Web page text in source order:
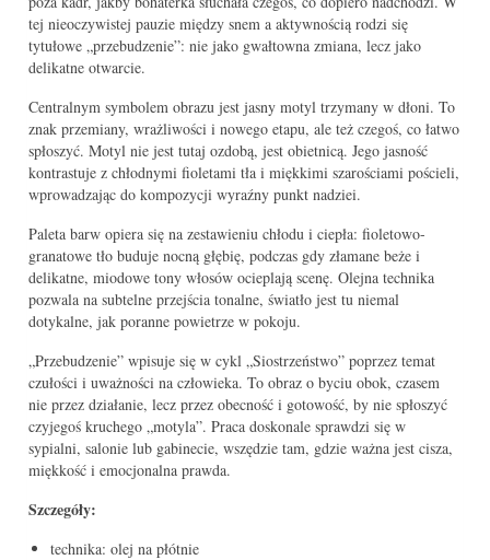
tej nieoczywistej pauzie między snem a aktywnością rodzi się
tytułowe „przebudzenie”: nie jako gwałtowna zmiana, lecz jako
delikatne otwarcie.
Centralnym symbolem obrazu jest jasny motyl trzymany w dłoni. To
znak przemiany, wrażliwości i nowego etapu, ale też czegoś, co łatwo
spłoszyć. Motyl nie jest tutaj ozdobą, jest obietnicą. Jego jasność
kontrastuje z chłodnymi fioletami tła i miękkimi szarościami pościeli,
wprowadzając do kompozycji wyraźny punkt nadziei.
Paleta barw opiera się na zestawieniu chłodu i ciepła: fioletowo-
granatowe tło buduje nocną głębię, podczas gdy złamane beże i
delikatne, miodowe tony włosów ocieplają scenę. Olejna technika
pozwala na subtelne przejścia tonalne, światło jest tu niemal
dotykalne, jak poranne powietrze w pokoju.
„Przebudzenie” wpisuje się w cykl „Siostrzeństwo” poprzez temat
czułości i uważności na człowieka. To obraz o byciu obok, czasem
nie przez działanie, lecz przez obecność i gotowość, by nie spłoszyć
czyjegoś kruchego „motyla”. Praca doskonale sprawdzi się w
sypialni, salonie lub gabinecie, wszędzie tam, gdzie ważna jest cisza,
miękkość i emocjonalna prawda.
Szczegóły:
technika: olej na płótnie